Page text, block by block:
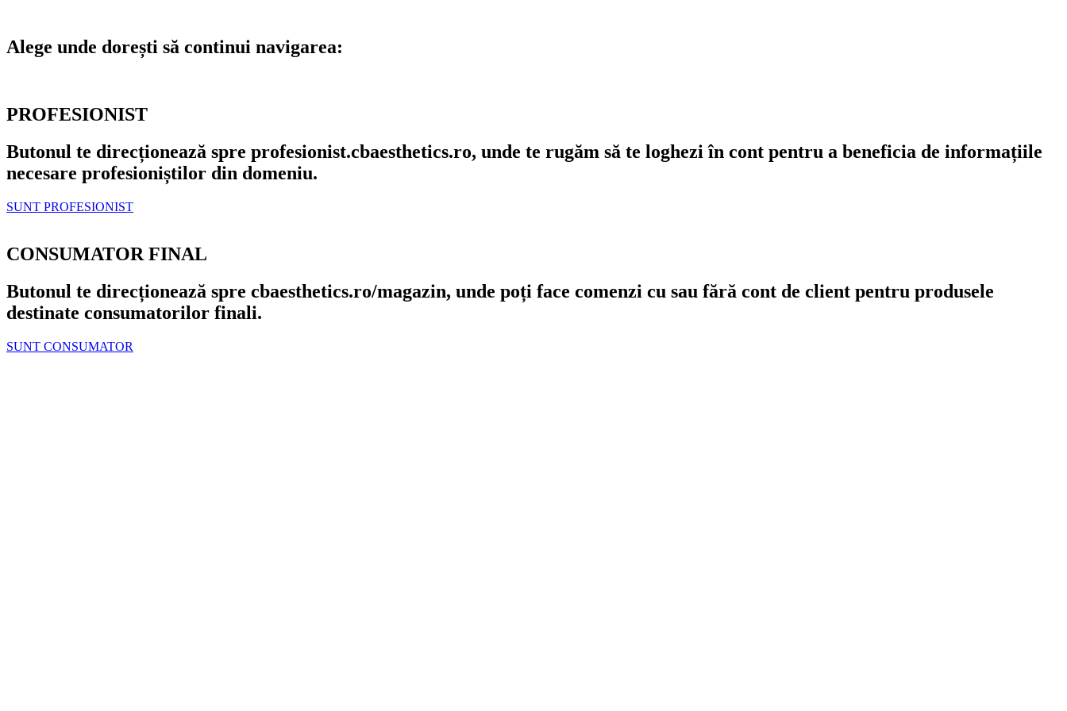
Alege unde dorești să continui navigarea:
PROFESIONIST
Butonul te direcționează spre profesionist.cbaesthetics.ro, unde te rugăm să te loghezi în cont pentru a beneficia de informațiile
necesare profesioniștilor din domeniu.
SUNT PROFESIONIST
CONSUMATOR FINAL
Butonul te direcționează spre cbaesthetics.ro/magazin, unde poți face comenzi cu sau fără cont de client pentru produsele
destinate consumatorilor finali.
SUNT CONSUMATOR